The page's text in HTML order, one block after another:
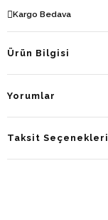
Kargo Bedava
Ürün Bilgisi
Yorumlar
Taksit Seçenekleri